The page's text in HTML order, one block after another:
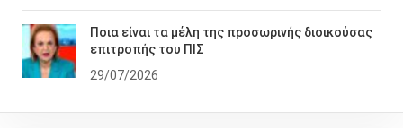
Ποια είναι τα μέλη της προσωρινής διοικούσας
επιτροπής του ΠΙΣ
29/07/2026